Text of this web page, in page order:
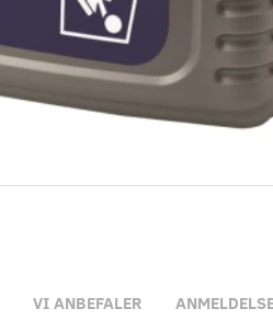
VI ANBEFALER